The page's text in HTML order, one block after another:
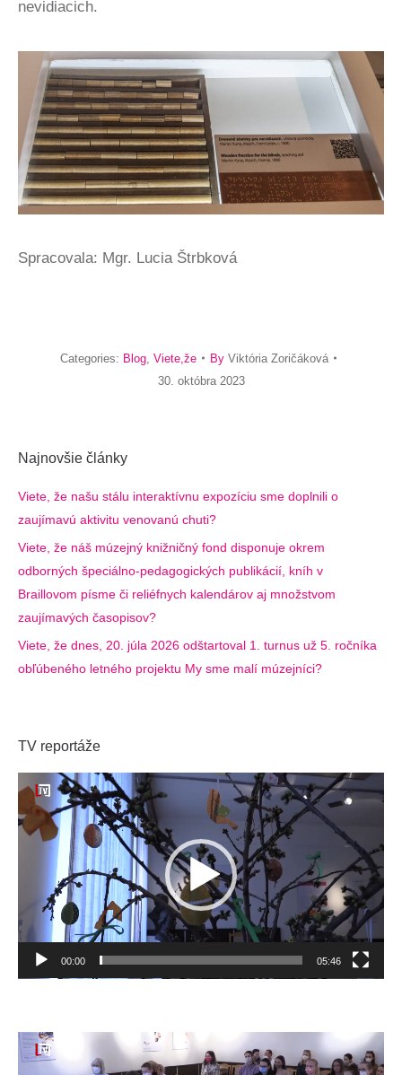
nevidiacich.
Spracovala: Mgr. Lucia Štrbková
Categories: Blog Viete,že By Viktória Zoričáková
30. októbra 2023
Najnovšie články
Viete, že našu stálu interaktívnu expozíciu sme doplnili o
zaujímavú aktivitu venovanú chuti?
Viete, že náš múzejný knižničný fond disponuje okrem
odborných špeciálno-pedagogických publikácií, kníh v
Braillovom písme či reliéfnych kalendárov aj množstvom
zaujímavých časopisov?
Viete, že dnes, 20. júla 2026 odštartoval 1. turnus už 5. ročníka
obľúbeného letného projektu My sme malí múzejníci?
TV reportáže
Video
prehrávač
00:00 05:46
Video
prehrávač